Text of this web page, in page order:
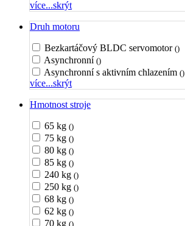
více...skrýt
Druh motoru
Bezkartáčový BLDC servomotor ()
Asynchronní ()
Asynchronní s aktivním chlazením ()
více...skrýt
Hmotnost stroje
65 kg ()
75 kg ()
80 kg ()
85 kg ()
240 kg ()
250 kg ()
68 kg ()
62 kg ()
70 kg ()